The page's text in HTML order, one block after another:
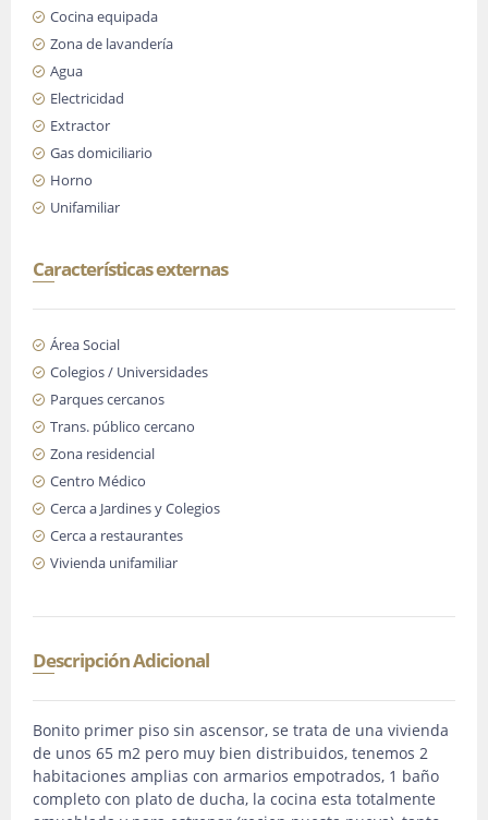
Cocina equipada
Zona de lavandería
Agua
Electricidad
Extractor
Gas domiciliario
Horno
Unifamiliar
Características externas
Área Social
Colegios / Universidades
Parques cercanos
Trans. público cercano
Zona residencial
Centro Médico
Cerca a Jardines y Colegios
Cerca a restaurantes
Vivienda unifamiliar
Descripción Adicional
Bonito primer piso sin ascensor, se trata de una vivienda
de unos 65 m2 pero muy bien distribuidos, tenemos 2
habitaciones amplias con armarios empotrados, 1 baño
completo con plato de ducha, la cocina esta totalmente